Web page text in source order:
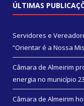
ÚLTIMAS
Servidores e
“Orientar é a Nossa
Câmara de Almeirim
energia no município
Câmara de Almeirim